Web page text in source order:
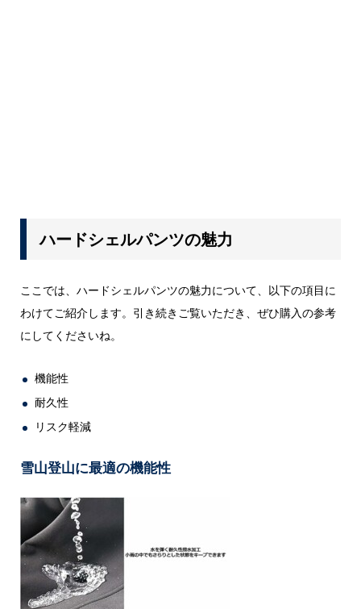
ハードシェルパンツの魅力
ここでは、ハードシェルパンツの魅力について、以下の項目に
わけてご紹介します。引き続きご覧いただき、ぜひ購入の参考
にしてくださいね。
機能性
耐久性
リスク軽減
雪山登山に最適の機能性